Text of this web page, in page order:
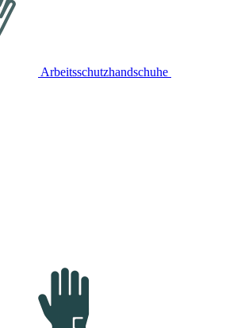
Arbeitsschutzhandschuhe